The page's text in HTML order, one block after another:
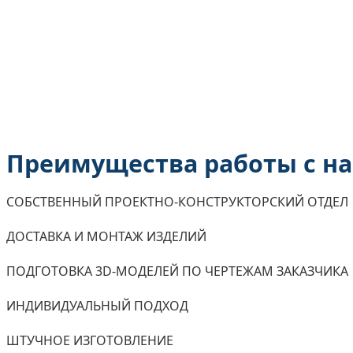
Преимущества работы с
СОБСТВЕННЫЙ ПРОЕКТНО-КОНСТРУКТОРСКИЙ ОТДЕЛ
ДОСТАВКА И МОНТАЖ ИЗДЕЛИЙ
ПОДГОТОВКА 3D-МОДЕЛЕЙ ПО ЧЕРТЕЖАМ ЗАКАЗЧИКА
ИНДИВИДУАЛЬНЫЙ ПОДХОД
ШТУЧНОЕ ИЗГОТОВЛЕНИЕ